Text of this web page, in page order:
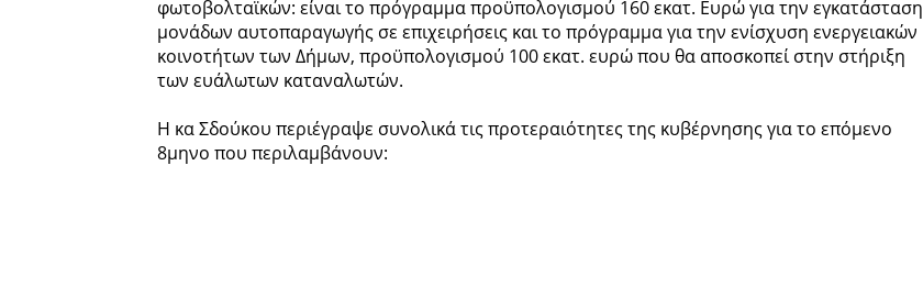
φωτοβολταϊκών: είναι το πρόγραμμα προϋπολογισμού 160 εκατ. Ευρώ για την εγκατάσταση
μονάδων αυτοπαραγωγής σε επιχειρήσεις και το πρόγραμμα για την ενίσχυση ενεργειακών
κοινοτήτων των Δήμων, προϋπολογισμού 100 εκατ. ευρώ που θα αποσκοπεί στην στήριξη
των ευάλωτων καταναλωτών.
Η κα Σδούκου περιέγραψε συνολικά τις προτεραιότητες της κυβέρνησης για το επόμενο
8μηνο που περιλαμβάνουν: